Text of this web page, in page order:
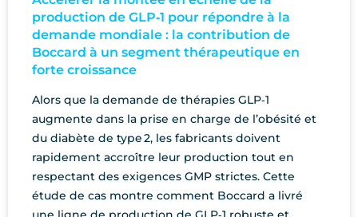
production de GLP‑1 pour répondre à la
demande mondiale : la contribution de
Boccard à un segment thérapeutique en
forte croissance
Alors que la demande de thérapies GLP‑1
augmente dans la prise en charge de l’obésité et
du diabète de type 2, les fabricants doivent
rapidement accroître leur production tout en
respectant des exigences GMP strictes. Cette
étude de cas montre comment Boccard a livré